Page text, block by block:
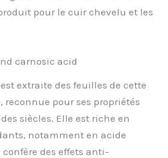
pour le cuir chevelu et les
carnosic acid
extraite des feuilles de cette
pour ses propriétés
siècles. Elle est riche en
notamment en acide
des effets anti-